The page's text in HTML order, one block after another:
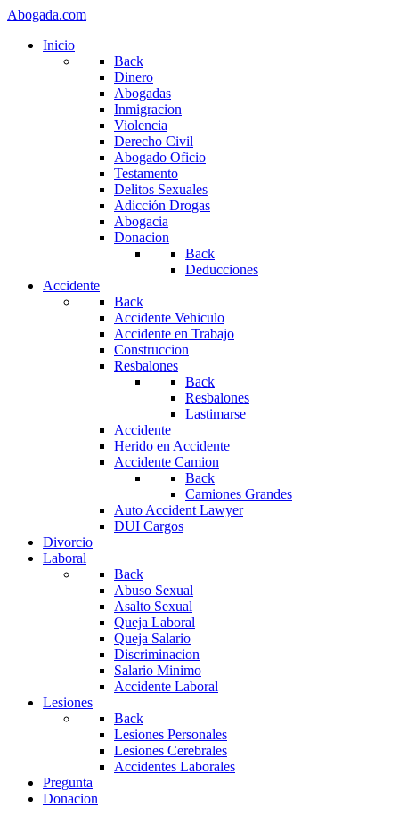
Abogada.com
Inicio
Back
Dinero
Abogadas
Inmigracion
Violencia
Derecho Civil
Abogado Oficio
Testamento
Delitos Sexuales
Adicción Drogas
Abogacia
Donacion
Back
Deducciones
Accidente
Back
Accidente Vehiculo
Accidente en Trabajo
Construccion
Resbalones
Back
Resbalones
Lastimarse
Accidente
Herido en Accidente
Accidente Camion
Back
Camiones Grandes
Auto Accident Lawyer
DUI Cargos
Divorcio
Laboral
Back
Abuso Sexual
Asalto Sexual
Queja Laboral
Queja Salario
Discriminacion
Salario Minimo
Accidente Laboral
Lesiones
Back
Lesiones Personales
Lesiones Cerebrales
Accidentes Laborales
Pregunta
Donacion